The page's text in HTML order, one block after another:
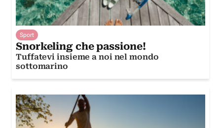
Sport
Snorkeling che passione!
Tuffatevi insieme a noi nel mondo
sottomarino